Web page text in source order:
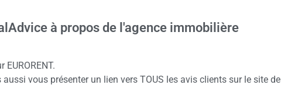
à propos de l'agence immobilière
vous présenter un lien vers TOUS les avis clients sur le site de